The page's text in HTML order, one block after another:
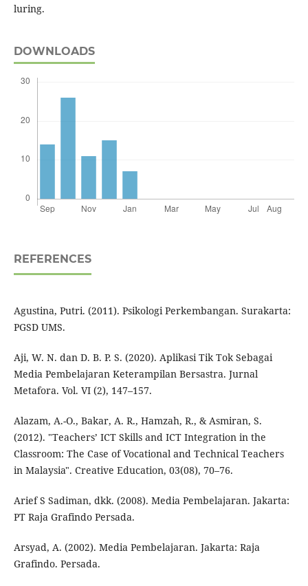
luring.
DOWNLOADS
REFERENCES
Agustina, Putri. (2011). Psikologi Perkembangan. Surakarta:
PGSD UMS.
Aji, W. N. dan D. B. P. S. (2020). Aplikasi Tik Tok Sebagai
Media Pembelajaran Keterampilan Bersastra. Jurnal
Metafora. Vol. VI (2), 147–157.
Alazam, A.-O., Bakar, A. R., Hamzah, R., & Asmiran, S.
(2012). "Teachers’ ICT Skills and ICT Integration in the
Classroom: The Case of Vocational and Technical Teachers
in Malaysia". Creative Education, 03(08), 70–76.
Arief S Sadiman, dkk. (2008). Media Pembelajaran. Jakarta:
PT Raja Grafindo Persada.
Arsyad, A. (2002). Media Pembelajaran. Jakarta: Raja
Grafindo. Persada.